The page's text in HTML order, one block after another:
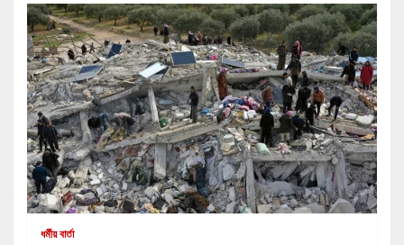
ধর্মীয় বার্তা